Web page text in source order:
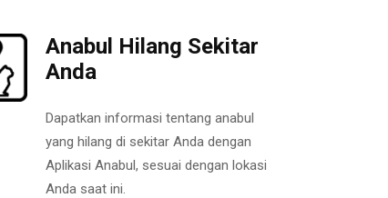
Anabul Hilang Sekitar
Anda
Dapatkan informasi tentang anabul
yang hilang di sekitar Anda dengan
Aplikasi Anabul, sesuai dengan lokasi
Anda saat ini.